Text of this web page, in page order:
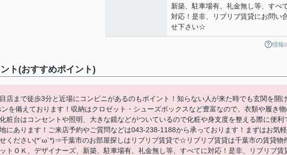
新築、駐車場有、礼金無し等、すべ
対応！是非、リブリブ賃貸にお問い
せ下さい☆
情報
ト(おすすめポイント)
店まで徒歩3分と近場にコンビニがあるのもポイント！知らない人が来た時でも玄関を開
を備えております！収納はクロゼット・シューズボックスなど豊富なので、衣類や履き
粧台はコンセントや照明、大きな鏡などがついているので化粧や身支度を整える際に便利
にあります！ご来店予約やご質問などは043-238-1188から承っております！まずはお気軽
ください(*´ω`*)⇒千葉市のお部屋探しはリブリブ賃貸で☆リブリブ賃貸は千葉市の賃貸物
トＯＫ、デザイナーズ、新築、駐車場有、礼金無し等、すべてに対応！是非、リブリブ賃